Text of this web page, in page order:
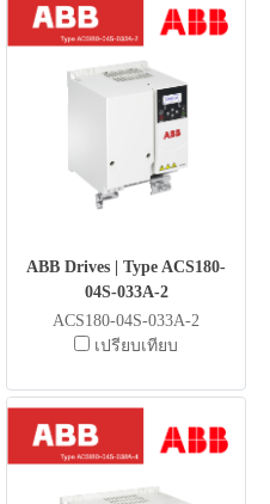
ABB Drives | Type ACS180-
04S-033A-2
ACS180-04S-033A-2
เปรียบเทียบ